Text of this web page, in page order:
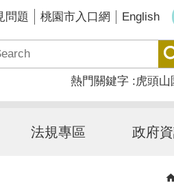
問題 桃園市入口網 English
熱門關鍵字 虎頭山
法規專區 政府